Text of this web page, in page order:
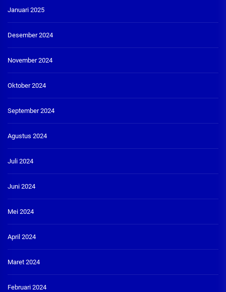
Januari 2025
Desember 2024
November 2024
Oktober 2024
September 2024
Agustus 2024
Juli 2024
Juni 2024
Mei 2024
April 2024
Maret 2024
Februari 2024